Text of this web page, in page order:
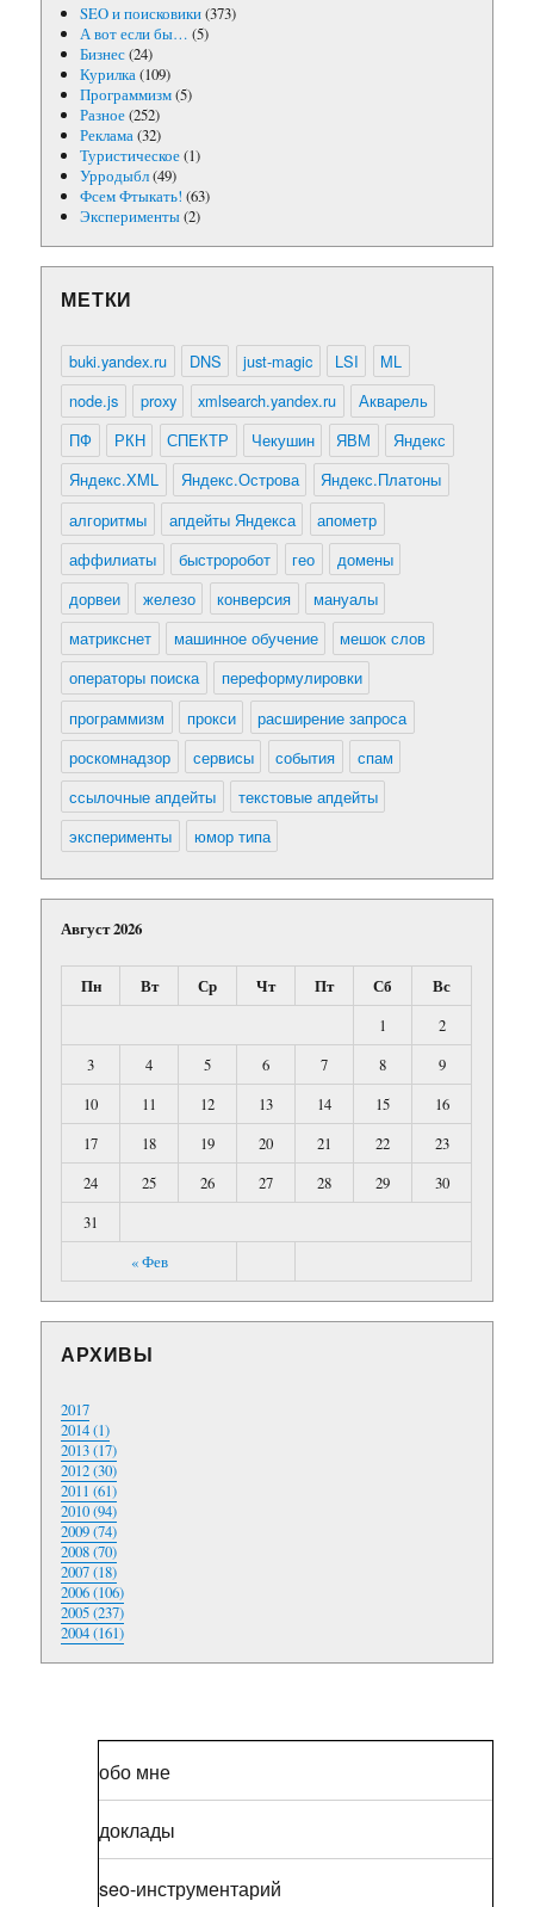
SEO и поисковики(373)
А вот если бы… (5)
Бизнес(24)
Курилка(109)
Программизм(5)
Разное(252)
Реклама(32)
Туристическое(1)
Урродыбл(49)
Фсем Фтыкать! (63)
Эксперименты(2)
МЕТКИ
buki.yandex.ru DNS just-magic LSI
ML
node.js
proxy xmlsearch.yandex.ru
Акварель
ПФ
РКН СПЕКТР Чекушин ЯВМ
Яндекс
Яндекс.XML
Яндекс.Острова
Яндекс.Платоны
алгоритмы
апдейты Яндекса
апометр
аффилиаты
быстроробот гео
домены
дорвеи
железо конверсия
мануалы
матрикснет
машинное обучение
мешок слов
операторы поиска
переформулировки
программизм
прокси
расширение запроса
роскомнадзор
сервисы события
спам
ссылочные апдейты
текстовые апдейты
эксперименты
юмор типа
Август 2026
Пн Вт Ср Чт Пт Сб Вс
« Фев
1
2
3
4 5 6 7 8
9
10
11 12 13 14 15
16
17
18 19 20 21 22
23
24
25 26 27 28 29
30
31
АРХИВЫ
2017
2014 (1)
2013 (17)
2012 (30)
2011 (61)
2010 (94)
2009 (74)
2008 (70)
2007 (18)
2006 (106)
2005 (237)
2004 (161)
обо мне
доклады
seo-инструментарий